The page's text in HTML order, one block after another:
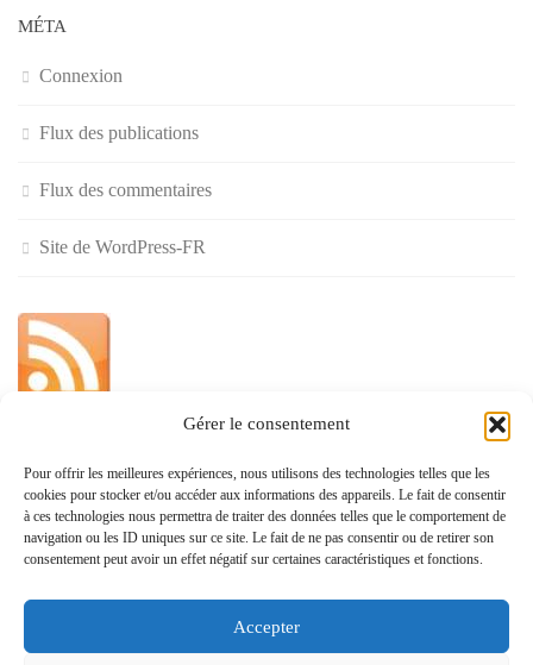
Gérer le consentement
Pour offrir les meilleures expériences, nous utilisons des technologies telles que les
cookies pour stocker et/ou accéder aux informations des appareils. Le fait de consentir
à ces technologies nous permettra de traiter des données telles que le comportement de
navigation ou les ID uniques sur ce site. Le fait de ne pas consentir ou de retirer son
consentement peut avoir un effet négatif sur certaines caractéristiques et fonctions.
Accepter
MÉTA
Connexion
Flux des publications
Flux des commentaires
Site de WordPress-FR
»
Politique de confidentialité